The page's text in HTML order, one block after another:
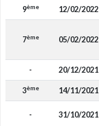
9ème 12/02/2022
7ème 05/02/2022
-
20/12/2021
3ème 14/11/2021
- 31/10/2021